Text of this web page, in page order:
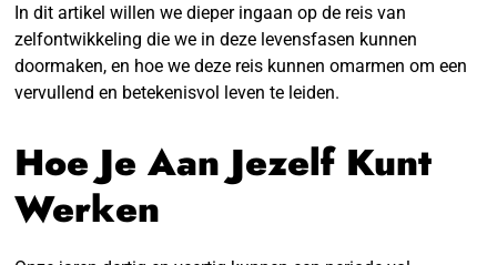
In dit artikel willen we dieper ingaan op de reis van
zelfontwikkeling die we in deze levensfasen kunnen
doormaken, en hoe we deze reis kunnen omarmen om een
vervullend en betekenisvol leven te leiden.
Hoe Je Aan Jezelf Kunt
Werken